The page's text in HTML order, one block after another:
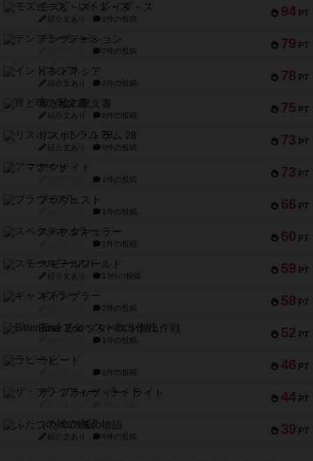
94 PT
モズビ－ズ・レイダ－ズ
紹介文あり 1件の投稿
79 PT
テンプテーション
2件の投稿
78 PT
インドネシア
紹介文あり 2件の投稿
75 PT
宵と暁の呪文書
紹介文あり 8件の投稿
73 PT
リスボン・トラム 28
紹介文あり 9件の投稿
73 PT
アマナイト
1件の投稿
66 PT
ブラヴェスト
1件の投稿
60 PT
スペクタキュラー
1件の投稿
59 PT
スモールワールド
紹介文あり 13件の投稿
58 PT
ギャンブラー
2件の投稿
52 PT
Bitter End ブタペスト救出作戦
1件の投稿
46 PT
ラピード
1件の投稿
44 PT
ザ・フラッフィー・ライト
39 PT
ふたつの城の物語
紹介文あり 6件の投稿